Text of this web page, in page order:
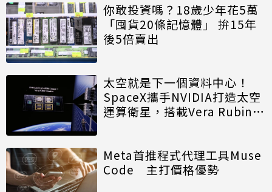
你敢投資嗎？18歲少年花5萬
「囤貨20條記憶體」 拚15年
後5倍賣出
太空就是下一個資料中心！
SpaceX攜手NVIDIA打造太空
運算衛星，搭載Vera Rubin運
Meta首推程式代理工具Muse
Code 主打價格優勢